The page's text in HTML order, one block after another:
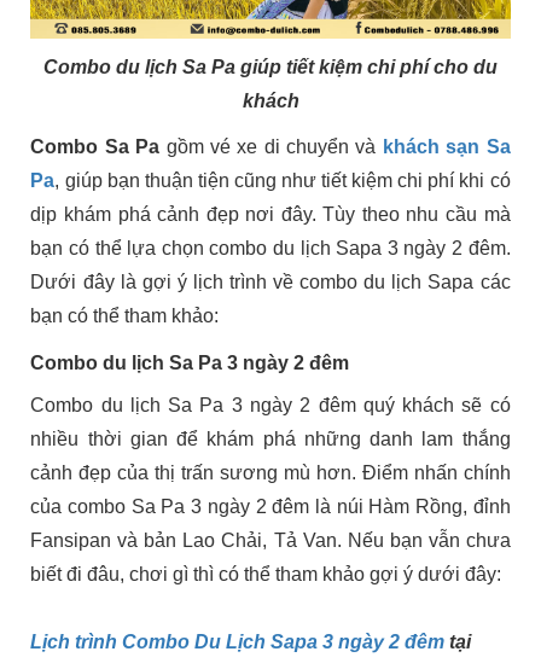
Combo du lịch Sa Pa giúp tiết kiệm chi phí cho du
khách
Combo Sa Pa gồm vé xe di chuyển và khách sạn Sa
Pa, giúp bạn thuận tiện cũng như tiết kiệm chi phí khi có
dịp khám phá cảnh đẹp nơi đây. Tùy theo nhu cầu mà
bạn có thể lựa chọn combo du lịch Sapa 3 ngày 2 đêm.
Dưới đây là gợi ý lịch trình về combo du lịch Sapa các
bạn có thể tham khảo:
Combo du lịch Sa Pa 3 ngày 2 đêm
Combo du lịch Sa Pa 3 ngày 2 đêm quý khách sẽ có
nhiều thời gian để khám phá những danh lam thắng
cảnh đẹp của thị trấn sương mù hơn. Điểm nhấn chính
của combo Sa Pa 3 ngày 2 đêm là núi Hàm Rồng, đỉnh
Fansipan và bản Lao Chải, Tả Van. Nếu bạn vẫn chưa
biết đi đâu, chơi gì thì có thể tham khảo gợi ý dưới đây:
Lịch trình Combo Du Lịch Sapa 3 ngày 2 đêm tại